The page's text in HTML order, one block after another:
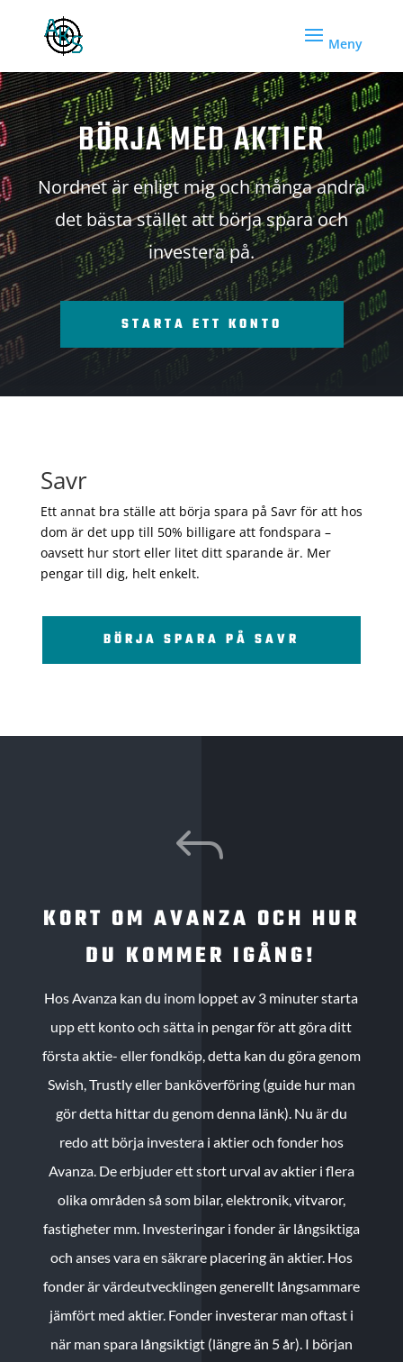
BÖRJA MED AKTIER
Nordnet är enligt mig och många andra
det bästa stället att börja spara och
investera på.
STARTA ETT KONTO
Savr
Ett annat bra ställe att börja spara på Savr för att hos
dom är det upp till 50% billigare att fondspara –
oavsett hur stort eller litet ditt sparande är. Mer
pengar till dig, helt enkelt.
BÖRJA SPARA PÅ SAVR
J
KORT OM AVANZA OCH HUR
DU KOMMER IGÅNG!
Hos Avanza kan du inom loppet av 3 minuter starta
upp ett konto och sätta in pengar för att göra ditt
första aktie- eller fondköp, detta kan du göra genom
Swish, Trustly eller banköverföring (guide hur man
gör detta hittar du genom denna länk). Nu är du
redo att börja investera i aktier och fonder hos
Avanza. De erbjuder ett stort urval av aktier i flera
olika områden så som bilar, elektronik, vitvaror,
fastigheter mm. Investeringar i fonder är långsiktiga
och anses vara en säkrare placering än aktier. Hos
fonder är värdeutvecklingen generellt långsammare
jämfört med aktier. Fonder investerar man oftast i
när man spara långsiktigt (längre än 5 år). I början